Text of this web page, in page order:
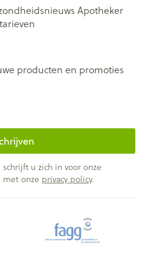
Apotheker
producten en promoties
u zich in voor onze
met onze privacy policy.